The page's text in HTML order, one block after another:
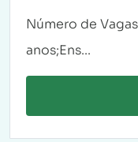
Número de
anos;Ens...